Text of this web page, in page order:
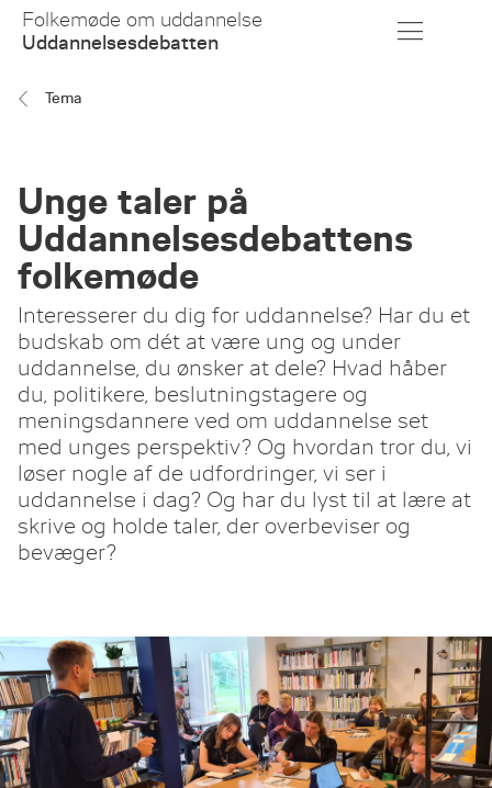
Skip
Main
Folkemøde om uddannelse
Uddannelsesdebatten
Tema
Unge taler på
Uddannelsesdebattens
folkemøde
Interesserer du dig for uddannelse? Har du et
budskab om dét at være ung og under
uddannelse, du ønsker at dele? Hvad håber
du, politikere, beslutningstagere og
meningsdannere ved om uddannelse set
med unges perspektiv? Og hvordan tror du, vi
løser nogle af de udfordringer, vi ser i
uddannelse i dag? Og har du lyst til at lære at
skrive og holde taler, der overbeviser og
bevæger?